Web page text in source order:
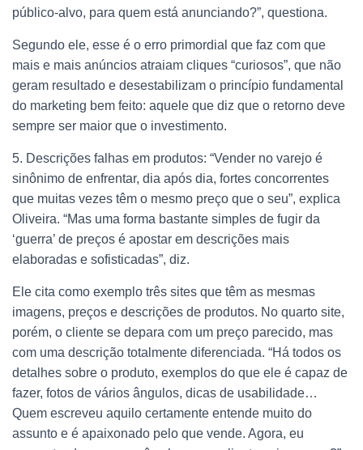
público-alvo, para quem está anunciando?”, questiona.
Segundo ele, esse é o erro primordial que faz com que
mais e mais anúncios atraiam cliques “curiosos”, que não
geram resultado e desestabilizam o princípio fundamental
do marketing bem feito: aquele que diz que o retorno deve
sempre ser maior que o investimento.
5. Descrições falhas em produtos: “Vender no varejo é
sinônimo de enfrentar, dia após dia, fortes concorrentes
que muitas vezes têm o mesmo preço que o seu”, explica
Oliveira. “Mas uma forma bastante simples de fugir da
‘guerra’ de preços é apostar em descrições mais
elaboradas e sofisticadas”, diz.
Ele cita como exemplo três sites que têm as mesmas
imagens, preços e descrições de produtos. No quarto site,
porém, o cliente se depara com um preço parecido, mas
com uma descrição totalmente diferenciada. “Há todos os
detalhes sobre o produto, exemplos do que ele é capaz de
fazer, fotos de vários ângulos, dicas de usabilidade…
Quem escreveu aquilo certamente entende muito do
assunto e é apaixonado pelo que vende. Agora, eu